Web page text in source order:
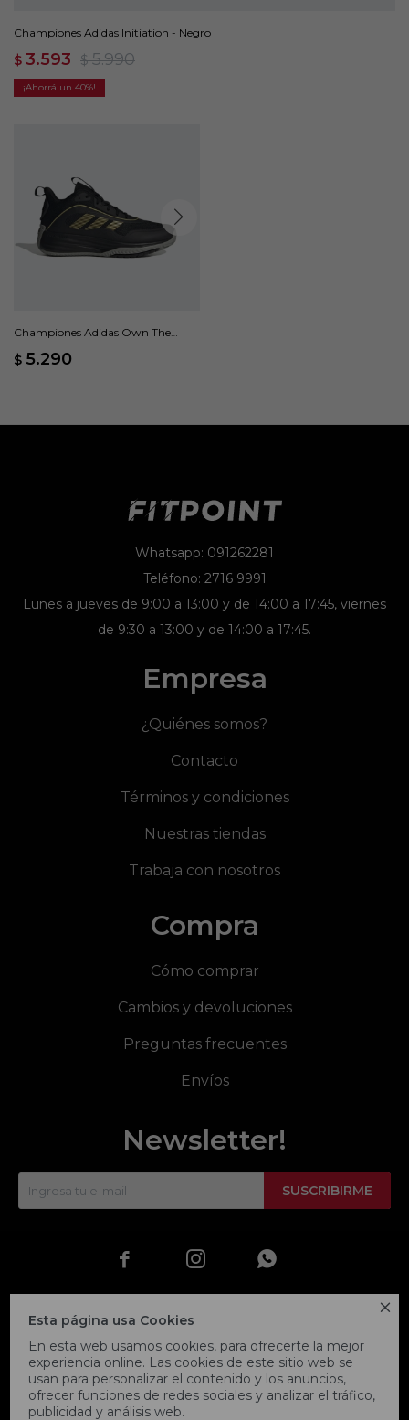

Esta página usa Cookies
En esta web usamos cookies, para ofrecerte la mejor
experiencia online. Las cookies de este sitio web se
usan para personalizar el contenido y los anuncios,
ofrecer funciones de redes sociales y analizar el tráfico,
publicidad y análisis web.
Championes Adidas Initiation - Negro
$ 3.593 $ 5.990
40
Championes Adidas Own The
$ 5.290
Whatsapp: 091262281
Teléfono: 2716 9991
Lunes a jueves de 9:00 a 13:00 y de 14:00 a 17:45, viernes
de 9:30 a 13:00 y de 14:00 a 17:45.
Empresa
¿Quiénes somos?
Contacto
Términos y condiciones
Nuestras tiendas
Trabaja con nosotros
Compra
Cómo comprar
Cambios y devoluciones
Preguntas frecuentes
Envíos
Newsletter!
SUSCRIBIRME
  